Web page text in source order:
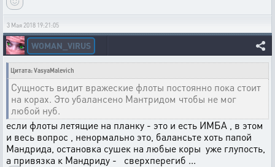
3 Мая 2018 19:21:05
WOMAN_VIRUS
Цитата: VasyaMalevich
Сущность видит вражеские флоты постоянно пока стоит
на корах. Это убалансено Мантридом чтобы не мог
любой нуб.
если флоты летящие на планку - это и есть ИМБА , в этом
и весь вопрос , ненормально это, балансьте хоть папой
Мандрида, остановка сушек на любые коры уже глупость,
а привязка к Мандриду - сверхперегиб ...